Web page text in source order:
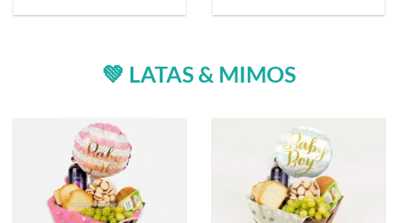
💚 LATAS & MIMOS